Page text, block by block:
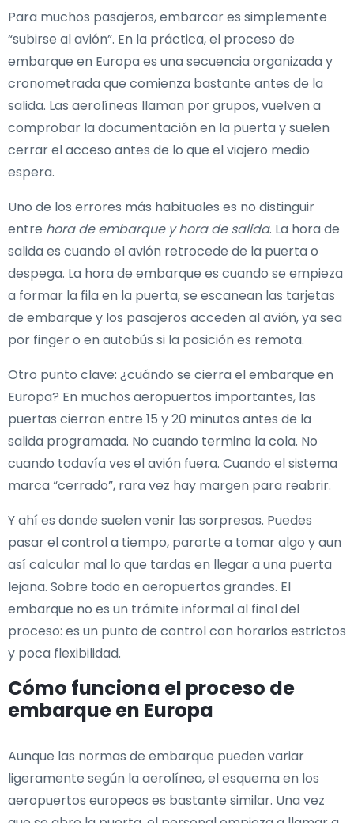
Para muchos pasajeros, embarcar es simplemente
“subirse al avión”. En la práctica, el proceso de
embarque en Europa es una secuencia organizada y
cronometrada que comienza bastante antes de la
salida. Las aerolíneas llaman por grupos, vuelven a
comprobar la documentación en la puerta y suelen
cerrar el acceso antes de lo que el viajero medio
espera.
Uno de los errores más habituales es no distinguir
entre hora de embarque y hora de salida. La hora de
salida es cuando el avión retrocede de la puerta o
despega. La hora de embarque es cuando se empieza
a formar la fila en la puerta, se escanean las tarjetas
de embarque y los pasajeros acceden al avión, ya sea
por finger o en autobús si la posición es remota.
Otro punto clave: ¿cuándo se cierra el embarque en
Europa? En muchos aeropuertos importantes, las
puertas cierran entre 15 y 20 minutos antes de la
salida programada. No cuando termina la cola. No
cuando todavía ves el avión fuera. Cuando el sistema
marca “cerrado”, rara vez hay margen para reabrir.
Y ahí es donde suelen venir las sorpresas. Puedes
pasar el control a tiempo, pararte a tomar algo y aun
así calcular mal lo que tardas en llegar a una puerta
lejana. Sobre todo en aeropuertos grandes. El
embarque no es un trámite informal al final del
proceso: es un punto de control con horarios estrictos
y poca flexibilidad.
Cómo funciona el proceso de
embarque en Europa
Aunque las normas de embarque pueden variar
ligeramente según la aerolínea, el esquema en los
aeropuertos europeos es bastante similar. Una vez